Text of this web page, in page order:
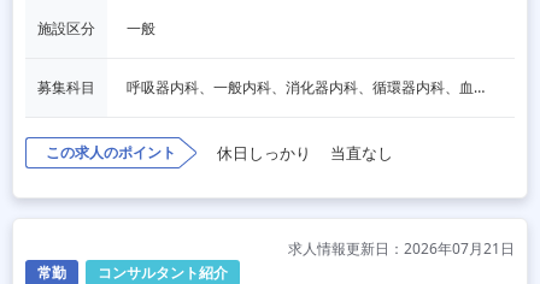
施設区分 一般
募集科目 呼吸器内科、一般内科、消化器内科、循環器内科、血液内科、脳神経内科、内分泌内科、老人内科、人間ドック・検診、その他
この求人のポイント 休日しっかり 当直なし
常勤 コンサルタント紹介
求人情報更新日：2026年07月21日